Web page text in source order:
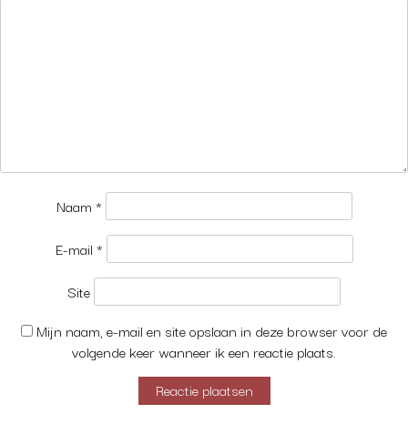
Naam *
E-mail *
Site
Mijn naam, e-mail en site opslaan in deze browser voor de
volgende keer wanneer ik een reactie plaats.